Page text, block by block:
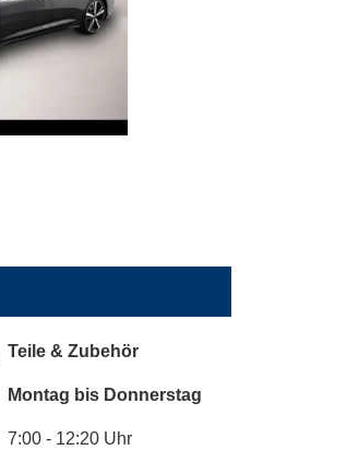
Teile & Zubehör
Montag bis Donnerstag
7:00 - 12:20 Uhr